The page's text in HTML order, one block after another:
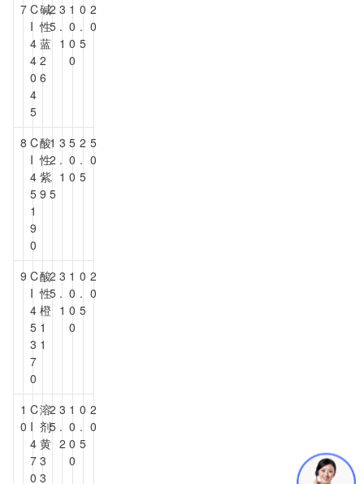
7 C
I
4
4
0
4
5
碱
性
蓝
2
6
2
5
3
.
1
1
0
0
0
0
.
5
2
0
8 C
I
4
5
1
9
0
酸
性
紫
9
1
2
.
5
3
.
1
5
0
0
2
.
5
5
0
9 C
I
4
5
3
7
0
酸
性
橙
1
1
2
5
3
.
1
1
0
0
0
0
.
5
2
0
1
0
C
I
4
7
0
溶
剂
黄
3
3
2
5
3
.
2
1
0
0
0
0
.
5
2
0